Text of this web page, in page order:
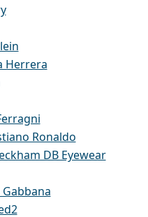
Herrera
Ronaldo
DB Eyewear